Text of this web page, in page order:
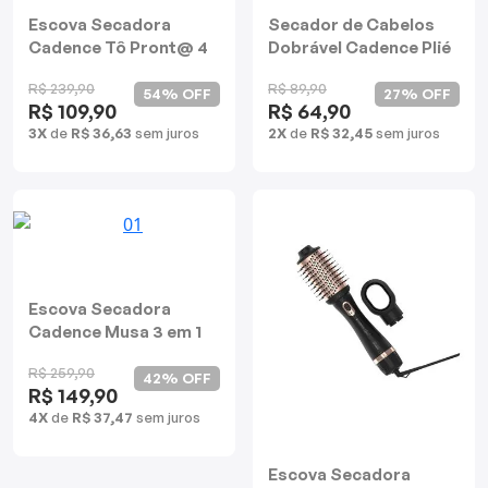
Escova Secadora
Cadence Tô Pront@ 4
R$ 239,90
R$ 109,90
3Xde R$ 36,63 sem juros
54% OFF
Secador de Cabelos
Dobrável Cadence Plié
R$ 89,90
R$ 64,90
2Xde R$ 32,45sem juros
27% OFF
Escova Secadora
Cadence Musa 3 em 1
R$ 259,90
R$ 149,90
4Xde R$ 37,47 sem juros
42% OFF
Escova Secadora
Coifas
Panelas Elétricas
Bebedouros